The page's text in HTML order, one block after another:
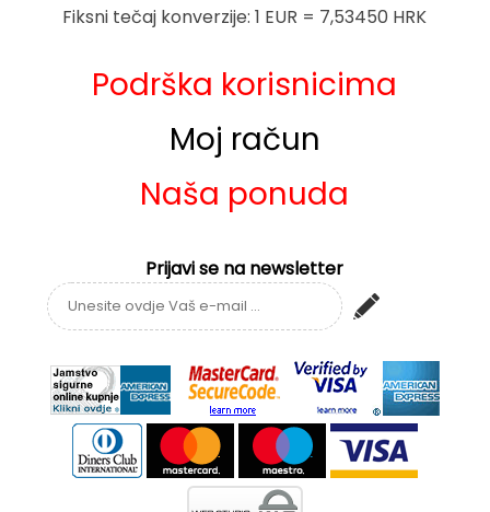
Fiksni tečaj konverzije: 1 EUR = 7,53450 HRK
Podrška korisnicima
Moj račun
Naša ponuda
Prijavi se na newsletter